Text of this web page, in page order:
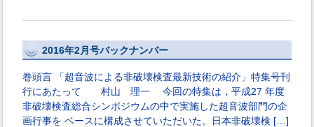
2016年2月号バックナンバー
巻頭言 「超音波による非破壊検査最新技術の紹介」特集号刊
行にあたって 村山 理一 今回の特集は，平成27 年度
非破壊検査総合シンポジウムの中で実施した超音波部門の企
画行事を ベースに構成させていただいた。日本非破壊検 […]